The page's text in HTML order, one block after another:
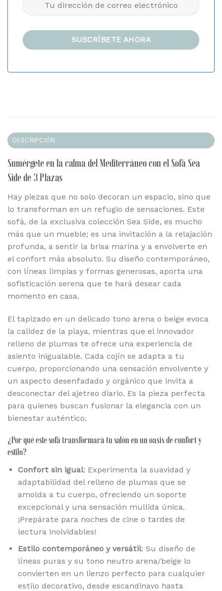
DESCRIPCIÓN
Sumérgete en la calma del Mediterráneo con el Sofá Sea
Side de 3 Plazas
Hay piezas que no solo decoran un espacio, sino que
lo transforman en un refugio de sensaciones. Este
sofá, de la exclusiva colección Sea Side, es mucho
más que un mueble; es una invitación a la relajación
profunda, a sentir la brisa marina y a envolverte en
el confort más absoluto. Su diseño contemporáneo,
con líneas limpias y formas generosas, aporta una
sofisticación serena que te hará desear cada
momento en casa.
El tapizado en un delicado tono arena o beige evoca
la calidez de la playa, mientras que el innovador
relleno de plumas te ofrece una experiencia de
asiento inigualable. Cada cojín se adapta a tu
cuerpo, proporcionando una sensación envolvente y
un aspecto desenfadado y orgánico que invita a
desconectar del ajetreo diario. Es la pieza perfecta
para quienes buscan fusionar la elegancia con un
bienestar auténtico.
¿Por qué este sofá transformará tu salón en un oasis de confort y
estilo?
Confort sin igual: Experimenta la suavidad y
adaptabilidad del relleno de plumas que se
amolda a tu cuerpo, ofreciendo un soporte
excepcional y una sensación mullida única.
¡Prepárate para noches de cine o tardes de
lectura inolvidables!
Estilo contemporáneo y versátil: Su diseño de
líneas puras y su tono neutro arena/beige lo
convierten en un lienzo perfecto para cualquier
estilo decorativo, desde escandinavo hasta